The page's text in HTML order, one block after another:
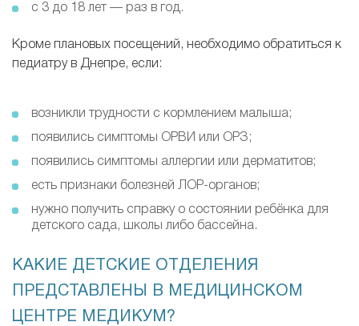
с 3 до 18 лет — раз в год.
Кроме плановых посещений, необходимо обратиться к
педиатру в Днепре, если:
возникли трудности с кормлением малыша;
появились симптомы ОРВИ или ОРЗ;
появились симптомы аллергии или дерматитов;
есть признаки болезней ЛОР-органов;
нужно получить справку о состоянии ребёнка для
детского сада, школы либо бассейна.
КАКИЕ ДЕТСКИЕ ОТДЕЛЕНИЯ
ПРЕДСТАВЛЕНЫ В МЕДИЦИНСКОМ
ЦЕНТРЕ МЕДИКУМ?